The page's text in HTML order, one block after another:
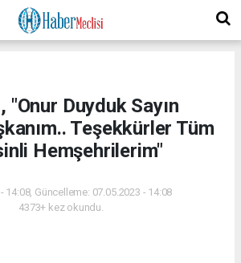
"Onur Duyduk Sayın
Teşekkürler Tüm
Hemşehrilerim"
14:08, Güncelleme: 07.05.2023 - 14:08
4373+ kez okundu.